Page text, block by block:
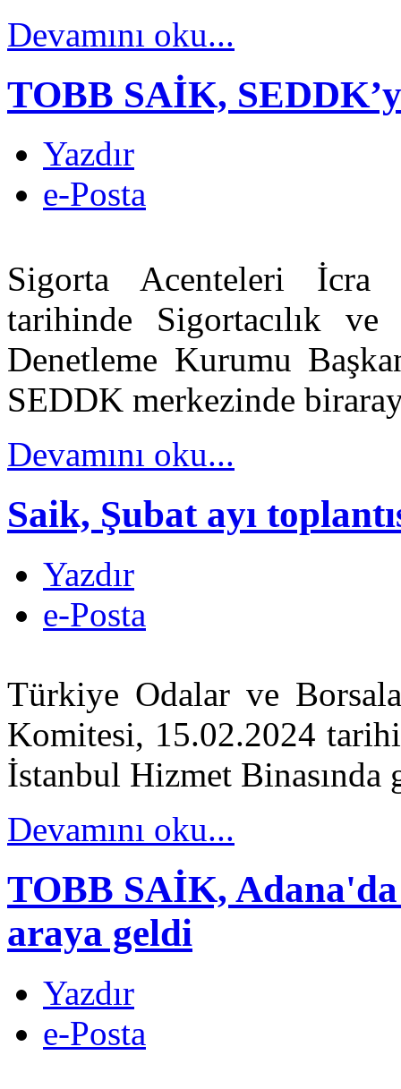
Devamını oku...
TOBB SAİK,
Yazdır
e-Posta
Sigorta Acenteleri İcra
tarihinde Sigortacılık
Denetleme Kurumu
SEDDK merkezinde
Devamını oku...
Saik, Şubat ayı
Yazdır
e-Posta
Türkiye Odalar ve
Komitesi, 15.02.2024
İstanbul Hizmet Binasında
Devamını oku...
TOBB SAİK,
araya geldi
Yazdır
e-Posta